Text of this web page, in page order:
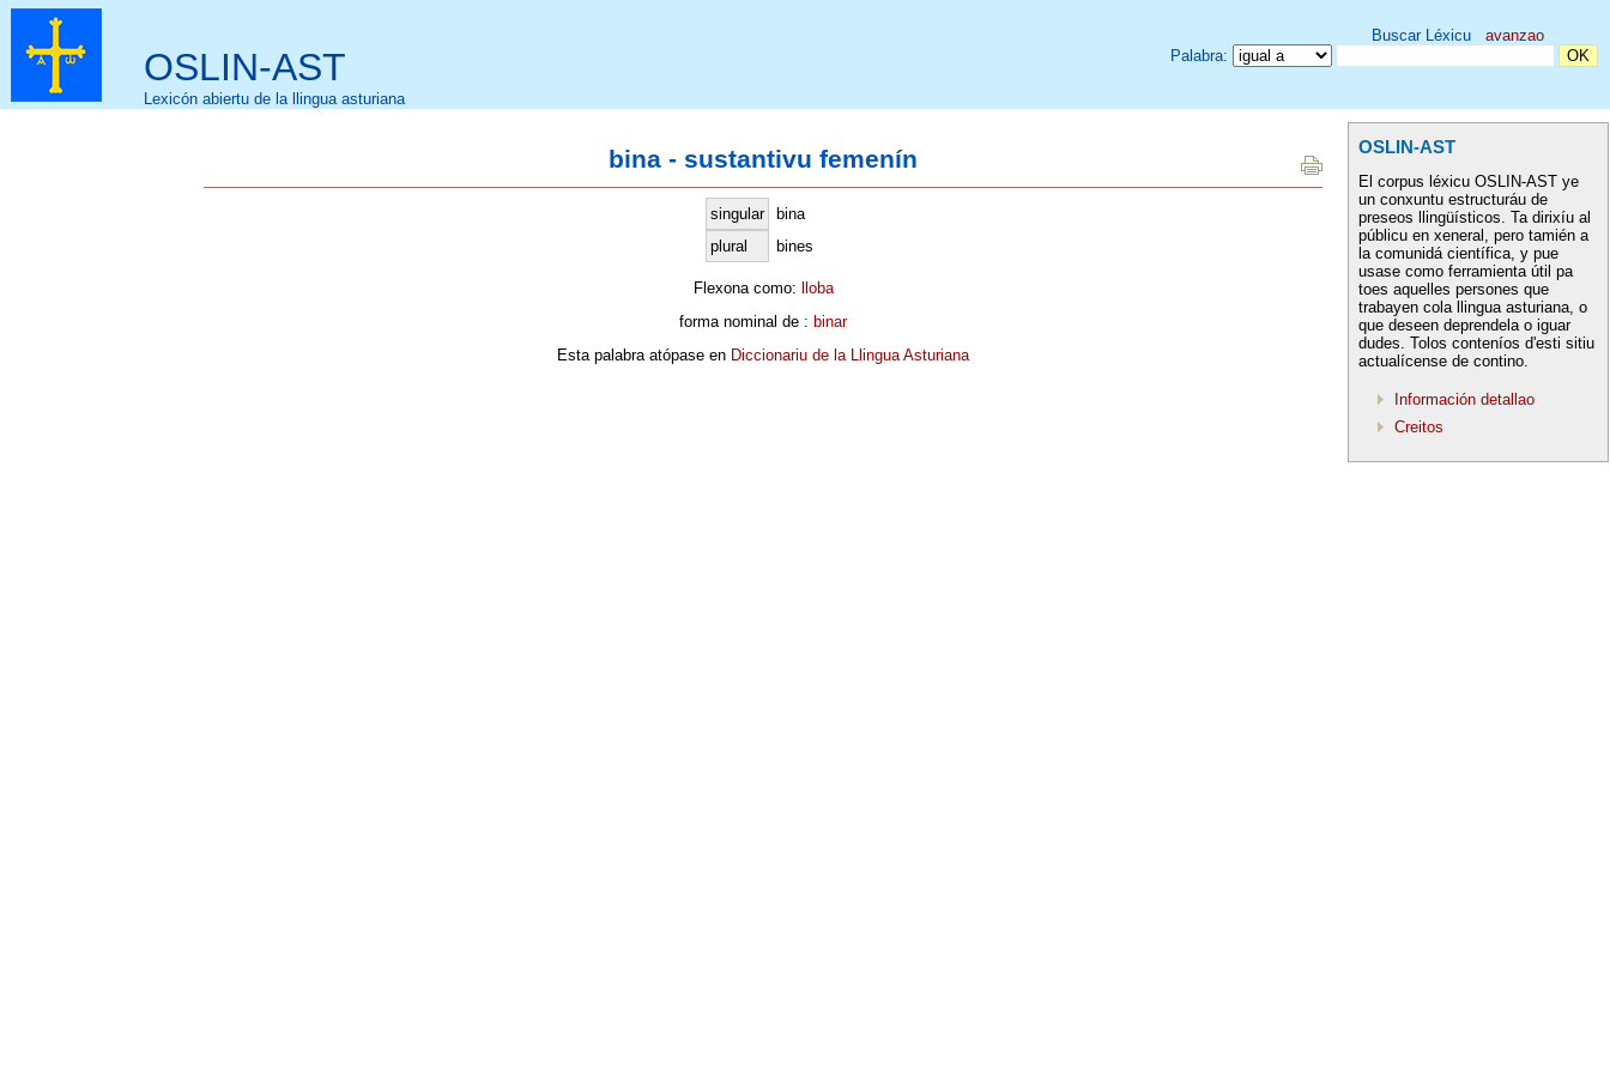
OSLIN-AST
Lexicón abiertu de la llingua asturiana
Buscar Léxicu avanzao
Palabra:
bina - sustantivu femenín
singular
bina
plural
bines
Flexona como: lloba
forma nominal de : binar
Esta palabra atópase en Diccionariu de la Llingua Asturiana
OSLIN-AST
El corpus léxicu OSLIN-AST ye
un conxuntu estructuráu de
preseos llingüísticos. Ta dirixíu al
públicu en xeneral, pero tamién a
la comunidá científica, y pue
usase como ferramienta útil pa
toes aquelles persones que
trabayen cola llingua asturiana, o
que deseen deprendela o iguar
dudes. Tolos conteníos d'esti sitiu
actualícense de contino.
Información detallao
Creitos